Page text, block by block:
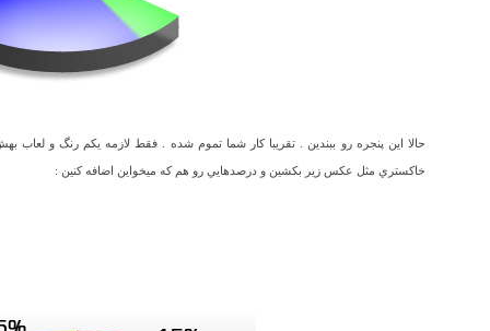
حالا اين پنجره رو ببندين . تقريبا کار شما تموم شده . فقط لازمه يکم رنگ و لعاب
خاکستري مثل عکس زير بکشين و درصدهايي رو هم که ميخواين اضافه کنين :